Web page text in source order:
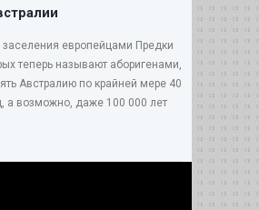
европейцами Предки
теперь называют аборигенами,
Австралию по крайней мере 40
а возможно, даже 100 000 лет